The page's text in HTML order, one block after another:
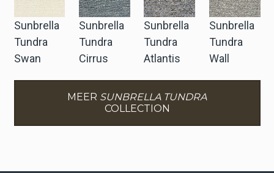
Sunbrella
Tundra
Swan
Sunbrella
Tundra
Cirrus
Sunbrella
Tundra
Atlantis
Sunbrella
Tundra
Wall
MEER SUNBRELLA TUNDRA
COLLECTION